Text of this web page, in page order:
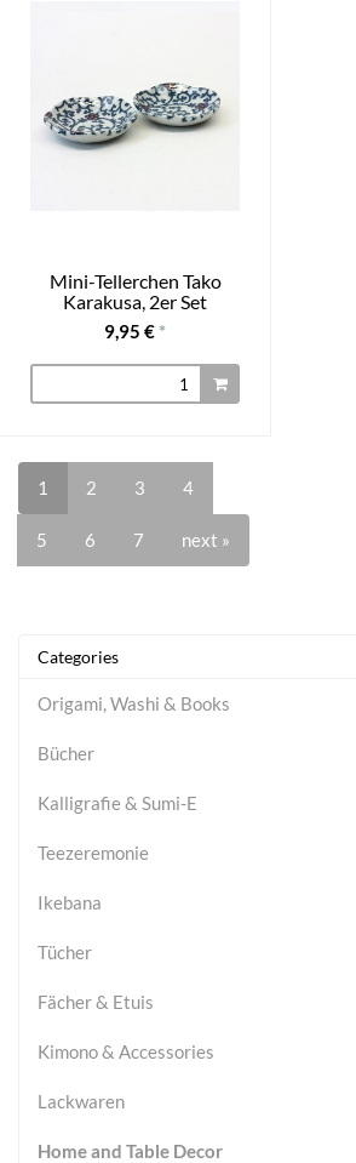
Mini-Tellerchen Tako
Karakusa, 2er Set
9,95 € *
1 2 3 4
5 6 7 next »
Categories
Origami, Washi & Books
Bücher
Kalligrafie & Sumi-E
Teezeremonie
Ikebana
Tücher
Fächer & Etuis
Kimono & Accessories
Lackwaren
Home and Table Decor